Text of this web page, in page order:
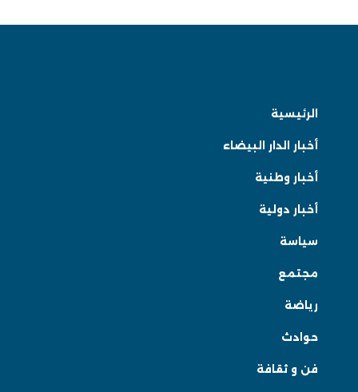
الرئيسية
أخبار الدار البيضاء
أخبار وطنية
أخبار دولية
سياسة
مجتمع
رياضة
حوادث
فن و ثقافة